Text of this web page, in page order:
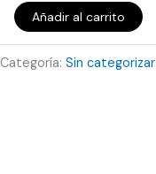
Añadir al carrito
Categoría: Sin categorizar